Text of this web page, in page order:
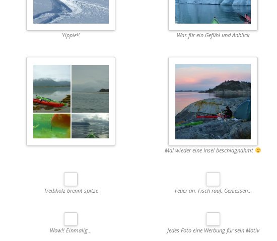
Yippie!! Was für ein Gefühl und Anblick
Mal wieder eine Insel beschlagnahmt
Treibholz brennt spitze Feuer an, Fisch rauf, Geniessen…
Wow!! Einmalig… Jedes Foto eine Werbung für sein Motiv